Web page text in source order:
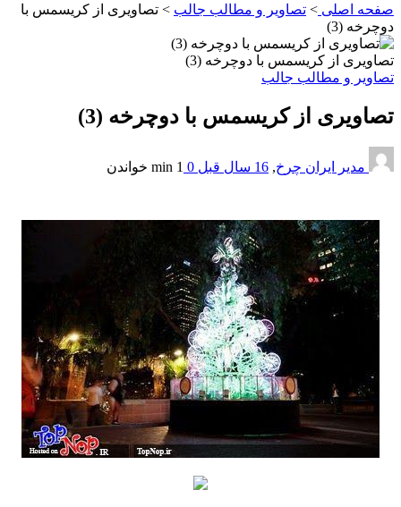
صفحه اصلی > تصاویر و مطالب جالب > تصاویری از کریسمس با
دوچرخه (3)
تصاویری از کریسمس با دوچرخه (3)
تصاویر و مطالب جالب
تصاویری از کریسمس با دوچرخه (3)
مدیر ایران چرخ, 16 سال قبل 0
1 min خواندن